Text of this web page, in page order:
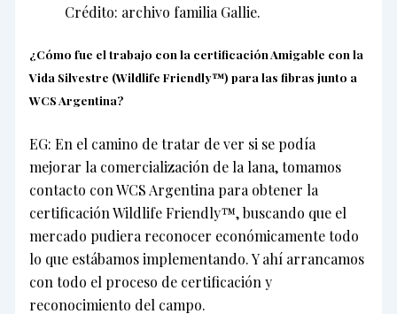
Crédito: archivo familia Gallie.
¿Cómo fue el trabajo con la certificación Amigable con la
Vida Silvestre (Wildlife Friendly™) para las fibras junto a
WCS Argentina?
EG: En el camino de tratar de ver si se podía
mejorar la comercialización de la lana, tomamos
contacto con WCS Argentina para obtener la
certificación Wildlife Friendly™, buscando que el
mercado pudiera reconocer económicamente todo
lo que estábamos implementando. Y ahí arrancamos
con todo el proceso de certificación y
reconocimiento del campo.